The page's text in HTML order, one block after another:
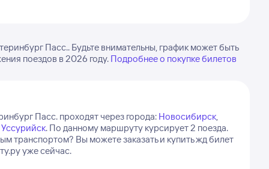
Пасс.. Будьте внимательны, график может быть
поездов в 2026 году. Подробнее о покупке билетов
Пасс. проходят через города: Новосибирск,
Уссурийск. По данному маршруту курсирует 2 поезда.
транспортом? Вы можете заказать и купить жд билет
уже сейчас.